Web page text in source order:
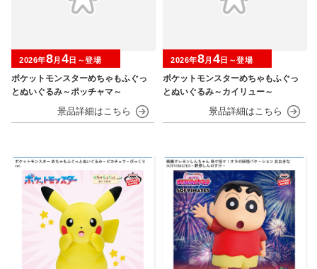
ポケットモンスターめちゃもふぐっ
とぬいぐるみ～ポッチャマ～
2026年8月 4日～登場
ポケットモンスターめちゃもふぐっ
とぬいぐるみ～カイリュー～
2026年8月 4日～登場